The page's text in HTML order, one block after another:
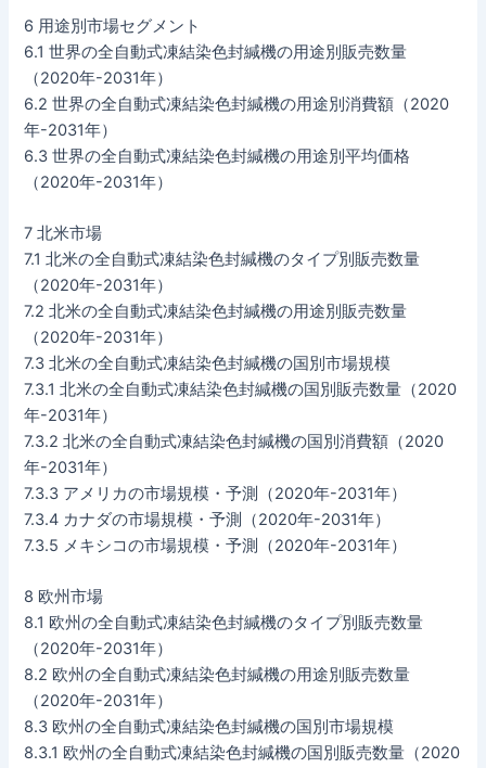
6 用途別市場セグメント
6.1 世界の全自動式凍結染色封緘機の用途別販売数量
（2020年-2031年）
6.2 世界の全自動式凍結染色封緘機の用途別消費額（2020
年-2031年）
6.3 世界の全自動式凍結染色封緘機の用途別平均価格
（2020年-2031年）
7 北米市場
7.1 北米の全自動式凍結染色封緘機のタイプ別販売数量
（2020年-2031年）
7.2 北米の全自動式凍結染色封緘機の用途別販売数量
（2020年-2031年）
7.3 北米の全自動式凍結染色封緘機の国別市場規模
7.3.1 北米の全自動式凍結染色封緘機の国別販売数量（2020
年-2031年）
7.3.2 北米の全自動式凍結染色封緘機の国別消費額（2020
年-2031年）
7.3.3 アメリカの市場規模・予測（2020年-2031年）
7.3.4 カナダの市場規模・予測（2020年-2031年）
7.3.5 メキシコの市場規模・予測（2020年-2031年）
8 欧州市場
8.1 欧州の全自動式凍結染色封緘機のタイプ別販売数量
（2020年-2031年）
8.2 欧州の全自動式凍結染色封緘機の用途別販売数量
（2020年-2031年）
8.3 欧州の全自動式凍結染色封緘機の国別市場規模
8.3.1 欧州の全自動式凍結染色封緘機の国別販売数量（2020